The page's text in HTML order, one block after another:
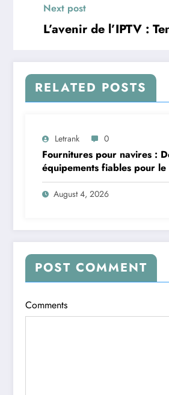
Next post
L’avenir de l’IPTV :
RELATED POSTS
Letrank 0
Fournitures pour navires :
équipements fiables pour le
maritime
August 4, 2026
POST COMMENT
Comments